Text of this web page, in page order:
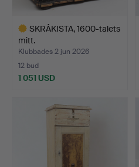
SKRÅKISTA, 1600-talets
mitt.
Klubbades 2 jun 2026
12 bud
1 051 USD